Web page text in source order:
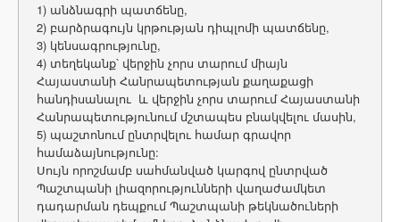
1) անձնագրի պատճենը,
2) բարձրագույն կրթության դիպլոմի պատճենը,
3) կենսագրությունը,
4) տեղեկանք՝ վերջին չորս տարում միայն
Հայաստանի Հանրապետության քաղաքացի
հանդիսանալու և վերջին չորս տարում Հայաստանի
Հանրապետությունում մշտապես բնակվելու մասին,
5) պաշտոնում ընտրվելու համար գրավոր
համաձայնությունը:
Սույն որոշմամբ սահմանված կարգով ընտրված
Պաշտպանի լիազորությունների վաղաժամկետ
դադարման դեպքում Պաշտպանի թեկնածուների